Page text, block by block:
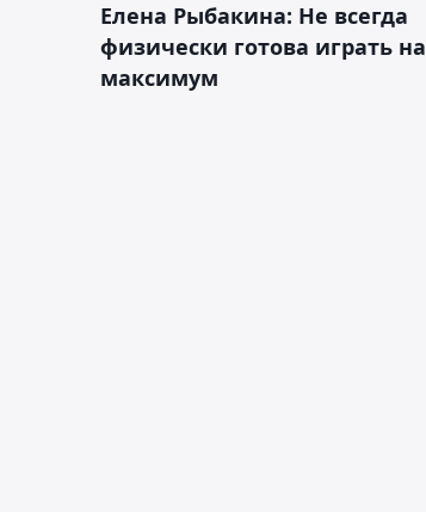
Елена Рыбакина: Не всегда
физически готова играть на
максимум